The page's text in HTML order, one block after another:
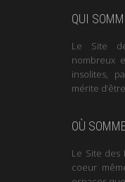
QUI
Le Site
nombreux
insolites,
mérite
OÙ
Le Site des
coeur